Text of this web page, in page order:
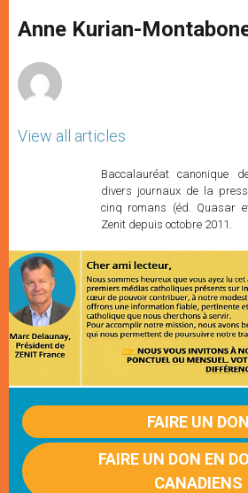
p
p
g
e
o
k
r
Anne Kurian-
View all articles
Baccalauréat canonique
divers journaux de la
cinq romans (éd. Quasar
Zenit depuis octobre 2011.
FAIRE UN DON
FAIRE UN DON EN
CANADIENS